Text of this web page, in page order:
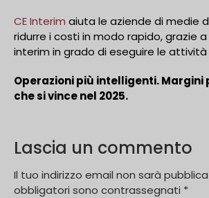
CE Interim aiuta le aziende di medie
ridurre i costi in modo rapido, grazie
interim in grado di eseguire le
Operazioni più intelligenti. Margini
che si vince nel 2025.
Lascia un commento
Il tuo indirizzo email non sarà
obbligatori sono contrassegnati *